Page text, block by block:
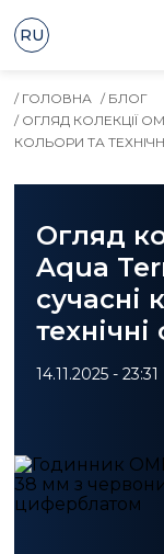
RU
/ ГОЛОВНА / БЛОГ
/ ОГЛЯД КОЛЕКЦІЇ
КОЛЬОРИ ТА
Огляд
Aqua
сучасні
14.11.2025 - 23:31